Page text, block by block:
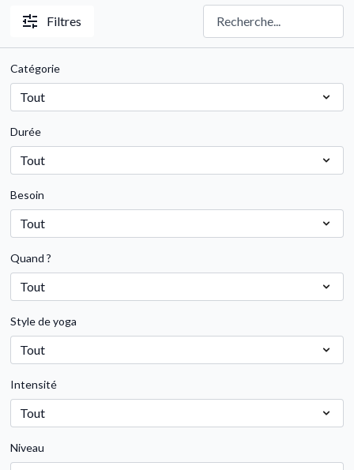
Filtres
Catégorie
Durée
Besoin
Quand ?
Style de yoga
Intensité
Niveau